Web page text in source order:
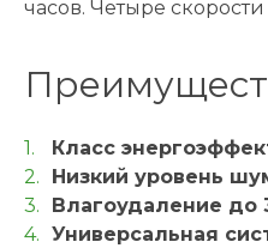
часов. Четыре
Класс
Низкий уровень
Влагоудаление до
Универсальная